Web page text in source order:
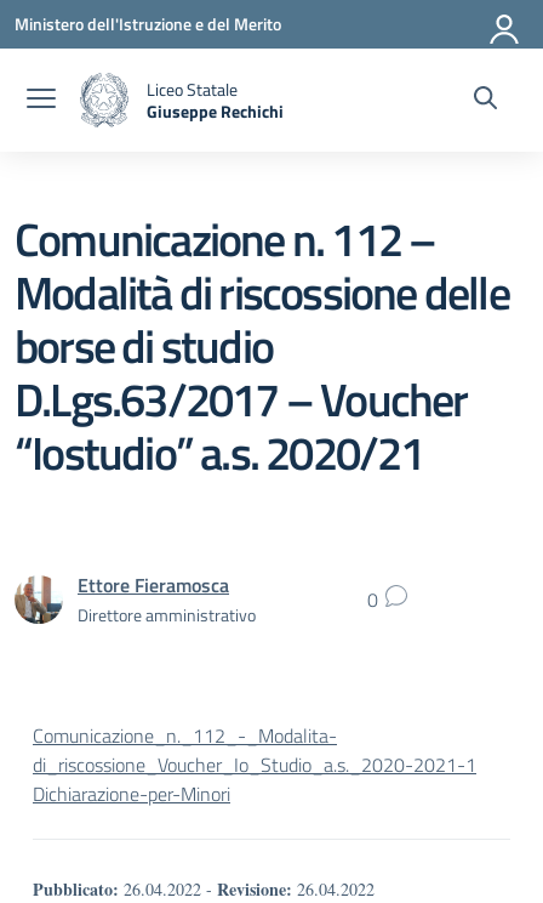
Vai ai contenuti
Vai al menu di navigazione
Vai al footer
Ministero dell'Istruzione e del Merito
Liceo Statale
Giuseppe Rechichi
Comunicazione n. 112 –
Modalità di riscossione delle
borse di studio
D.Lgs.63/2017 – Voucher
“Iostudio” a.s. 2020/21
Ettore Fieramosca
Direttore amministrativo 0
Comunicazione_n._112_-_Modalita-
di_riscossione_Voucher_Io_Studio_a.s._2020-2021-1
Dichiarazione-per-Minori
Pubblicato: 26.04.2022 - Revisione: 26.04.2022